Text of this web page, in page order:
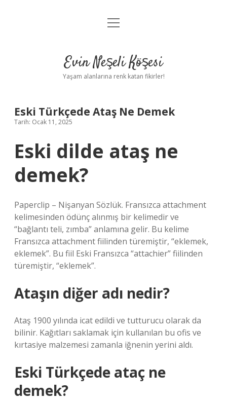
Anasayfa
Yasal Uyarı
menüyü
Evin Neşeli Köşesi
Yaşam alanlarına renk katan fikirler!
Eski Türkçede Ataş Ne Demek
Tarih: Ocak 11, 2025
Eski dilde ataş ne
demek?
Paperclip – Nişanyan Sözlük. Fransızca attachment
kelimesinden ödünç alınmış bir kelimedir ve
“bağlantı teli, zımba” anlamına gelir. Bu kelime
Fransızca attachment fiilinden türemiştir, “eklemek,
eklemek”. Bu fiil Eski Fransızca “attachier” fiilinden
türemiştir, “eklemek”.
Ataşın diğer adı nedir?
Ataş 1900 yılında icat edildi ve tutturucu olarak da
bilinir. Kağıtları saklamak için kullanılan bu ofis ve
kırtasiye malzemesi zamanla iğnenin yerini aldı.
Eski Türkçede ataç ne
demek?